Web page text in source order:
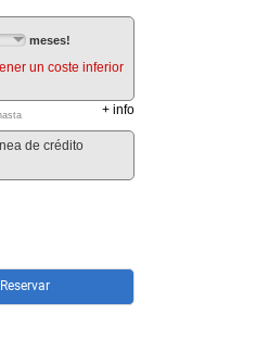
meses!
un coste inferior
+ info
de crédito
Reservar